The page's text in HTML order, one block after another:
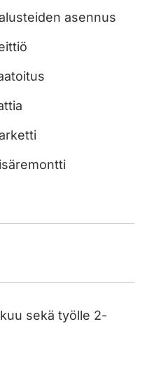
asennus
sekä työlle 2-